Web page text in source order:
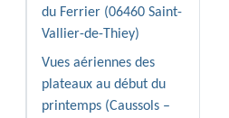
du Ferrier (06460 Saint-
Vallier-de-Thiey)
Vues aériennes des
plateaux au début du
printemps (Caussols –